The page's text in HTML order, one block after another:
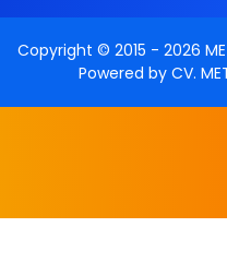
Copyright © 2015 - 2026
Powered by CV.